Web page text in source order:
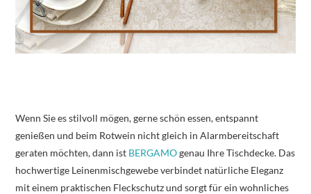
Wenn Sie es stilvoll mögen, gerne schön essen, entspannt
genießen und beim Rotwein nicht gleich in Alarmbereitschaft
geraten möchten, dann ist BERGAMOgenau Ihre Tischdecke. Das
hochwertige Leinenmischgewebe verbindet natürliche Eleganz
mit einem praktischen Fleckschutz und sorgt für ein wohnliches